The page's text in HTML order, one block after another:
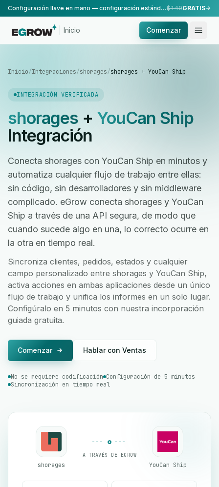
Configuración llave en mano — configuración estándar, realizada por nuestro equipo.$149GRATIS
Inicio Comenzar
Inicio/Integraciones/shorages/shorages + YouCan Ship
INTEGRACIÓN VERIFICADA
shorages+ YouCan Ship
Integración
Conecta shorages con YouCan Ship en minutos y
automatiza cualquier flujo de trabajo entre ellas:
sin código, sin desarrolladores y sin middleware
complicado. eGrow conecta shorages y YouCan
Ship a través de una API segura, de modo que
cuando sucede algo en una, lo correcto ocurre en
la otra en tiempo real.
Sincroniza clientes, pedidos, estados y cualquier
campo personalizado entre shorages y YouCan Ship,
activa acciones en ambas aplicaciones desde un único
flujo de trabajo y unifica los informes en un solo lugar.
Configúralo en 5 minutos con nuestra incorporación
guiada gratuita.
Comenzar Hablar con Ventas
No se requiere codificación Configuración de 5 minutos
Sincronización en tiempo real
shorages
A TRAVÉS DE EGROW
YouCan Ship